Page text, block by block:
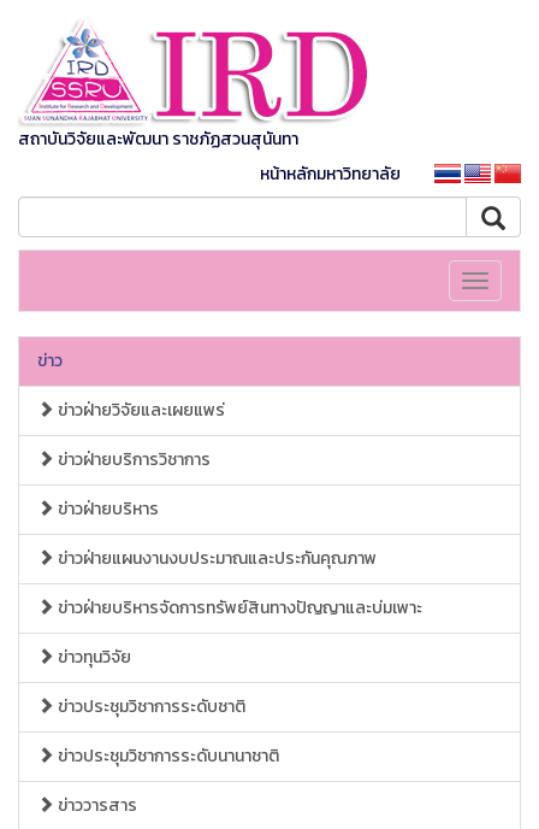
สถาบันวิจัยและพัฒนา ราชภัฏสวนสุนันทา
หน้าหลักมหาวิทยาลัย
Toggle
ข่าว
ข่าวฝ่ายวิจัยและเผยแพร่
ข่าวฝ่ายบริการวิชาการ
ข่าวฝ่ายบริหาร
ข่าวฝ่ายแผนงานงบประมาณและประกันคุณภาพ
ข่าวฝ่ายบริหารจัดการทรัพย์สินทางปัญญาและบ่มเพาะ
ข่าวทุนวิจัย
ข่าวประชุมวิชาการระดับชาติ
ข่าวประชุมวิชาการระดับนานาชาติ
ข่าววารสาร